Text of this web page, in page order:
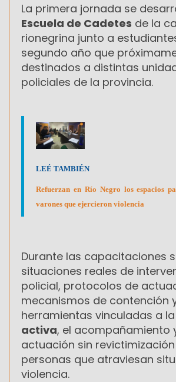
La primera jornada se
Escuela de Cadetes de la
rionegrina junto a
segundo año que
destinados a distintas
policiales de la provincia.
LEÉ TAMBIÉN
Refuerzan en Río Negro los espacios
varones que ejercieron violencia
Durante las capacitaciones
situaciones reales de
policial, protocolos de
mecanismos de contención
herramientas vinculadas a la
activa, el acompañamiento
actuación sin
personas que atraviesan
violencia.